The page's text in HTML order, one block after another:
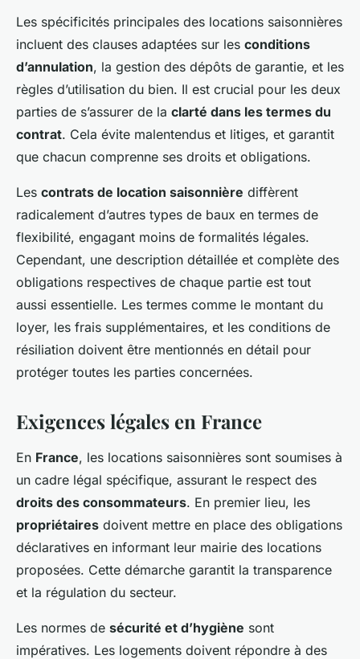
Les spécificités principales des locations saisonnières
incluent des clauses adaptées sur les conditions
d’annulation, la gestion des dépôts de garantie, et les
règles d’utilisation du bien. Il est crucial pour les deux
parties de s’assurer de la clarté dans les termes du
contrat. Cela évite malentendus et litiges, et garantit
que chacun comprenne ses droits et obligations.
Les contrats de location saisonnière diffèrent
radicalement d’autres types de baux en termes de
flexibilité, engagant moins de formalités légales.
Cependant, une description détaillée et complète des
obligations respectives de chaque partie est tout
aussi essentielle. Les termes comme le montant du
loyer, les frais supplémentaires, et les conditions de
résiliation doivent être mentionnés en détail pour
protéger toutes les parties concernées.
Exigences légales en France
En France, les locations saisonnières sont soumises à
un cadre légal spécifique, assurant le respect des
droits des consommateurs. En premier lieu, les
propriétaires doivent mettre en place des obligations
déclaratives en informant leur mairie des locations
proposées. Cette démarche garantit la transparence
et la régulation du secteur.
Les normes de sécurité et d’hygiène sont
impératives. Les logements doivent répondre à des